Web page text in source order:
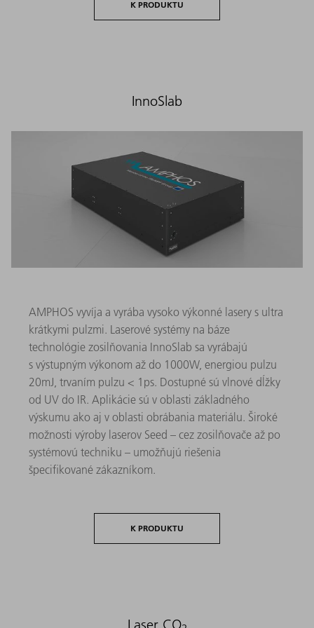
K PRODUKTU
InnoSlab
AMPHOS vyvíja a vyrába vysoko výkonné lasery s ultra
krátkymi pulzmi. Laserové systémy na báze
technológie zosilňovania InnoSlab sa vyrábajú
s výstupným výkonom až do 1000W, energiou pulzu
20mJ, trvaním pulzu < 1ps. Dostupné sú vlnové dĺžky
od UV do IR. Aplikácie sú v oblasti základného
výskumu ako aj v oblasti obrábania materiálu. Široké
možnosti výroby laserov Seed – cez zosilňovače až po
systémovú techniku – umožňujú riešenia
špecifikované zákazníkom.
K PRODUKTU
Laser CO